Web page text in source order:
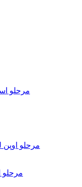
3 مرحلو
5 مرحلو
2